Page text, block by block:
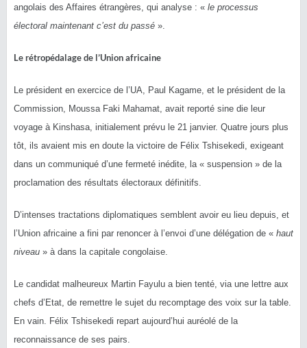
angolais des Affaires étrangères, qui analyse : « le processus
électoral maintenant c’est du passé ».
Le rétropédalage de l’Union africaine
Le président en exercice de l’UA, Paul Kagame, et le président de la
Commission, Moussa Faki Mahamat, avait reporté sine die leur
voyage à Kinshasa, initialement prévu le 21 janvier. Quatre jours plus
tôt, ils avaient mis en doute la victoire de Félix Tshisekedi, exigeant
dans un communiqué d’une fermeté inédite, la « suspension » de la
proclamation des résultats électoraux définitifs.
D’intenses tractations diplomatiques semblent avoir eu lieu depuis, et
l’Union africaine a fini par renoncer à l’envoi d’une délégation de « haut
niveau » à dans la capitale congolaise.
Le candidat malheureux Martin Fayulu a bien tenté, via une lettre aux
chefs d’Etat, de remettre le sujet du recomptage des voix sur la table.
En vain. Félix Tshisekedi repart aujourd’hui auréolé de la
reconnaissance de ses pairs.